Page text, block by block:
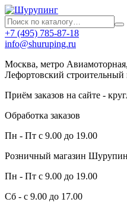
+7 (495) 785-87-18
info@shuruping.ru
Москва, метро
Лефортовский
Приём заказов на сайте -
Обработка заказов
Пн - Пт с 9.00 до 19.00
Розничный магазин
Пн - Пт с 9.00 до 19.00
Сб - с 9.00 до 17.00